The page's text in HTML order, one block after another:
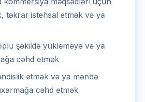
təkrar istehsal etmək və ya
şəkildə yükləməyə və ya
cəhd etmək
etmək və ya mənbə
cəhd etmək